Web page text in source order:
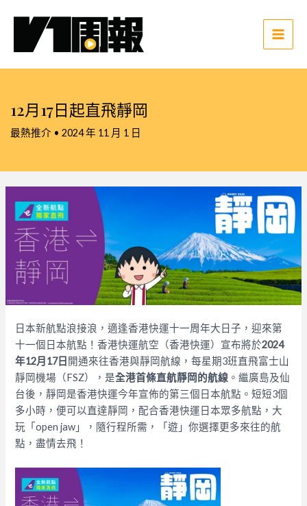
Main
12月17日起直飛靜岡
最熱推介 • 2024 年 11 月 1 日
日本新航點浪接浪，適逢香港快運十一周年大日子，迎來第
十一個日本航點！香港快運航空（香港快運）宣布將於2024
年12月 17日 開通來往香港與靜岡航線，每星期3班直飛富士山
靜岡機場（FSZ），是全港首條直航靜岡的航線 。繼廣島及仙
台後，靜岡是香港快運今年宣佈的第三個日本航點。短短3個
多小時，便可以直達靜岡，配合香港快運日本眾多航點，大
玩「open jaw」，隨行程所需，「遊」你選擇更多來往的航
點，盡情去飛！